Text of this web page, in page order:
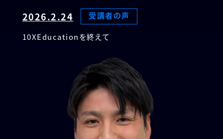
2026.2.24 受講者の声
10XEducationを終えて